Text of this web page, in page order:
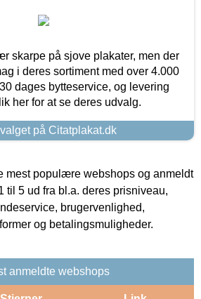
skarpe på sjove plakater, men der
i deres sortiment med over 4.000
dages bytteservice, og levering
her for at se deres udvalg.
på Citatplakat.dk
mest populære webshops og anmeldt
til 5 ud fra bl.a. deres prisniveau,
brugervenlighed,
og betalingsmuligheder.
anmeldte webshops